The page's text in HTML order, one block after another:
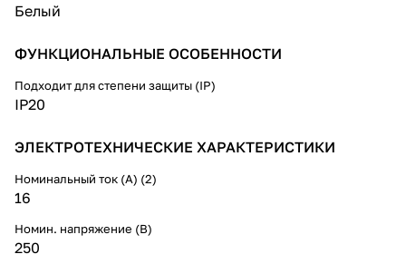
Белый
ФУНКЦИОНАЛЬНЫЕ ОСОБЕННОСТИ
Подходит для степени защиты (IP)
IP20
ЭЛЕКТРОТЕХНИЧЕСКИЕ ХАРАКТЕРИСТИКИ
Номинальный ток (А) (2)
16
Номин. напряжение (В)
250